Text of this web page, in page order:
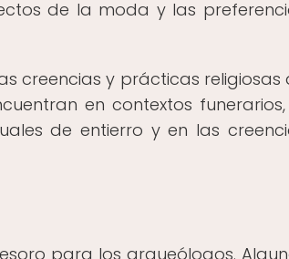
de la moda y las
creencias y prácticas religiosas
en contextos
de entierro y en las
para los arqueólogos.